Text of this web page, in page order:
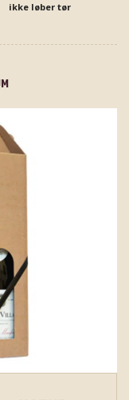
ikke løber tør